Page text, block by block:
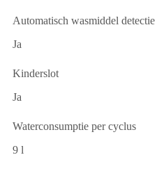
Automatisch wasmiddel detectie
Ja
Kinderslot
Ja
Waterconsumptie per cyclus
9 l